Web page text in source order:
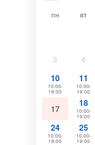
пн вт
3 4
10
10:00-
19:00
11
10:00-
19:00
17
18
10:00-
19:00
24
10:00-
19:00
25
10:00-
19:00